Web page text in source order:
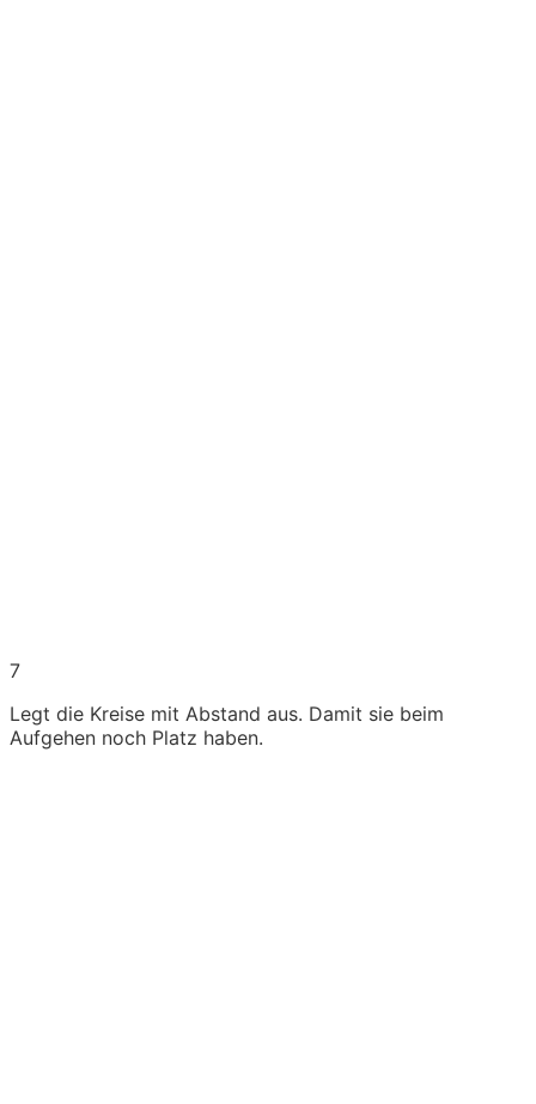
7
Legt die Kreise mit Abstand aus. Damit sie beim
Aufgehen noch Platz haben.